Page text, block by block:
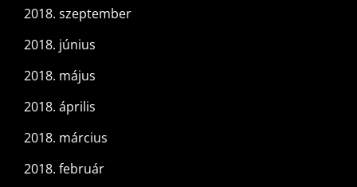
2018. szeptember
2018. június
2018. május
2018. április
2018. március
2018. február